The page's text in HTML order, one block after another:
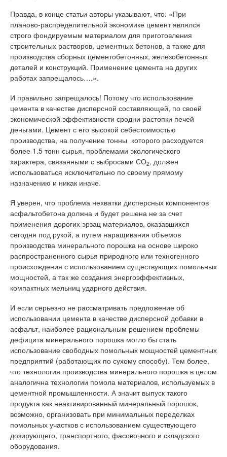
Правда, в конце статьи авторы указывают, что: «При
планово-распределительной экономике цемент являлся
строго фондируемым материалом для приготовления
строительных растворов, цементных бетонов, а также для
производства сборных цементобетонных, железобетонных
деталей и конструкций. Применение цемента на других
работах запрещалось….».
И правильно запрещалось! Потому что использование
цемента в качестве дисперсной составляющей, по своей
экономической эффективности сродни растопки печей
деньгами. Цемент с его высокой себестоимостью
производства, на получение тонны которого расходуется
более 1.5 тонн сырья, проблемами экологического
характера, связанными с выбросами СО2, должен
использоваться исключительно по своему прямому
назначению и никак иначе.
Я уверен, что проблема нехватки дисперсных компонентов
асфальтобетона должна и будет решена не за счет
применения дорогих эрзац материалов, оказавшихся
сегодня под рукой, а путем наращивания объемов
производства минерального порошка на основе широко
распространенного сырья природного или техногенного
происхождения с использованием существующих помольных
мощностей, а так же создания энергоэффективных,
компактных мельниц ударного действия.
И если серьезно не рассматривать предложение об
использовании цемента в качестве дисперсной добавки в
асфальт, наиболее рациональным решением проблемы
дефицита минерального порошка могло бы стать
использование свободных помольных мощностей цементных
предприятий (работающих по сухому способу). Тем более,
что технология производства минерального порошка в целом
аналогична технологии помола материалов, используемых в
цементной промышленности. А значит выпуск такого
продукта как неактивированный минеральный порошок,
возможно, организовать при минимальных переделках
помольных участков с использованием существующего
дозирующего, транспортного, фасовочного и складского
оборудования.